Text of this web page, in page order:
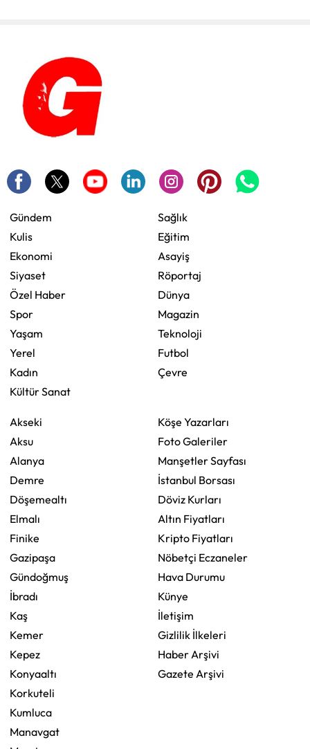
Gündem
Kulis
Ekonomi
Siyaset
Özel Haber
Spor
Yaşam
Yerel
Kadın
Kültür Sanat
Sağlık
Eğitim
Asayiş
Röportaj
Dünya
Magazin
Teknoloji
Futbol
Çevre
Akseki
Aksu
Alanya
Demre
Döşemealtı
Elmalı
Finike
Gazipaşa
Gündoğmuş
İbradı
Kaş
Kemer
Kepez
Konyaaltı
Korkuteli
Kumluca
Manavgat
Köşe Yazarları
Foto Galeriler
Manşetler Sayfası
İstanbul Borsası
Döviz Kurları
Altın Fiyatları
Kripto Fiyatları
Nöbetçi Eczaneler
Hava Durumu
Künye
İletişim
Gizlilik İlkeleri
Haber Arşivi
Gazete Arşivi